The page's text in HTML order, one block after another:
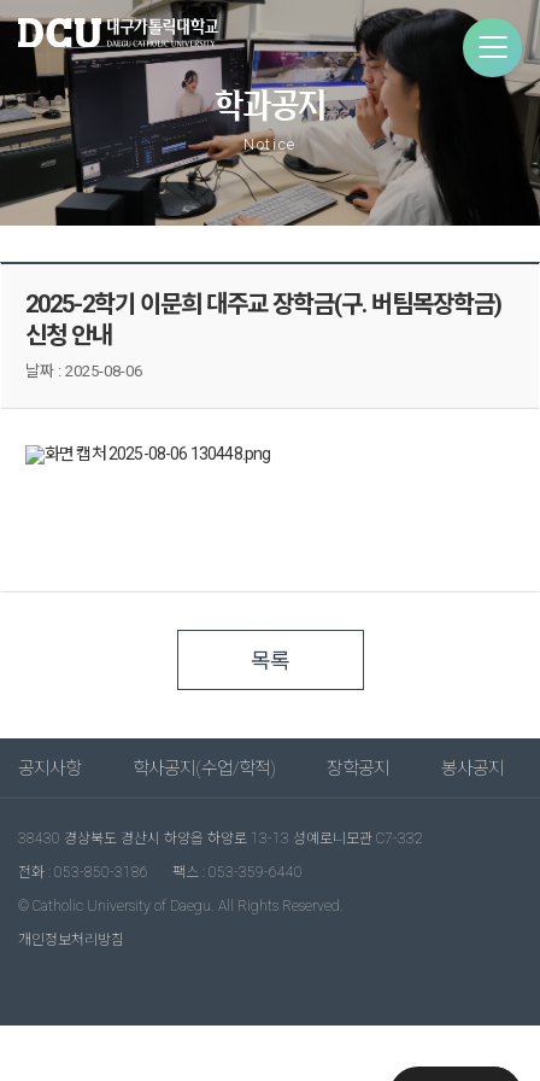
학과공지
Notice
2025-2학기 이문희 대주교 장학금(구. 버팀목장학금)
신청 안내
날짜 : 2025-08-06
목록
공지사항 학사공지(수업/학적) 장학공지 봉사공지
38430 경상북도 경산시 하양읍 하양로 13-13 성예로니모관 C7-332
전화 : 053-850-3186
팩스 : 053-359-6440
© Catholic University of Daegu. All Rights Reserved.
개인정보처리방침